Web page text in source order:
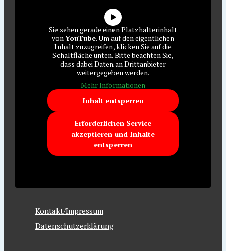
Sie sehen gerade einen Platzhalterinhalt
vonYouTube. Um auf den eigentlichen
Inhalt zuzugreifen, klicken Sie auf die
Schaltfläche unten. Bitte beachten Sie,
dass dabei Daten an Drittanbieter
weitergegeben werden.
Mehr Informationen
Inhalt entsperren
Erforderlichen Service
akzeptieren und Inhalte
entsperren
Kontakt/Impressum
Datenschutzerklärung